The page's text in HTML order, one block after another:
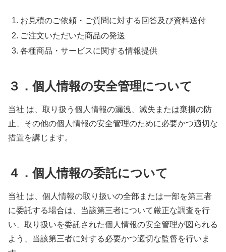
お見積のご依頼・ご質問に対する回答及び資料送付
ご注文いただいた商品の発送
各種商品・サービスに関する情報提供
３．個人情報の安全管理について
当社 は、取り扱う個人情報の漏洩、滅失または棄損の防
止、その他の個人情報の安全管理のために必要かつ適切な
措置を講じます。
４．個人情報の委託について
当社 は、個人情報の取り扱いの全部または一部を第三者
に委託する場合は、当該第三者について厳正な調査を行
い、取り扱いを委託された個人情報の安全管理が図られる
よう、当該第三者に対する必要かつ適切な監督を行いま